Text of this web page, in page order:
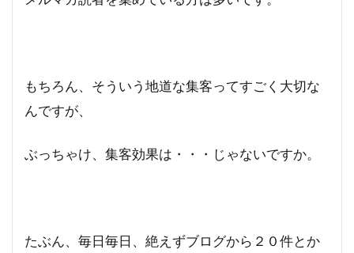
もちろん、そういう地道な集客ってすごく大切な
んですが、
ぶっちゃけ、集客効果は・・・じゃないですか。
たぶん、毎日毎日、絶えずブログから２０件とか